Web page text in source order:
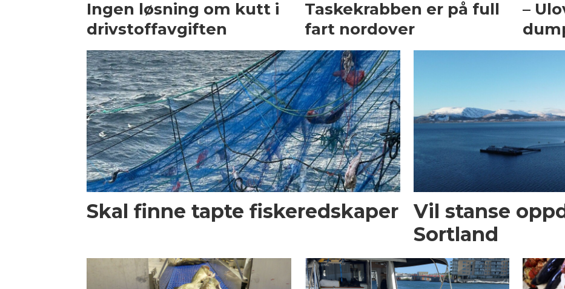
Ingen løsning om kutt i
drivstoffavgiften
Taskekrabben er på full
fart nordover
–
Skal finne tapte fiskeredskaper
Vil stanse
Sortland